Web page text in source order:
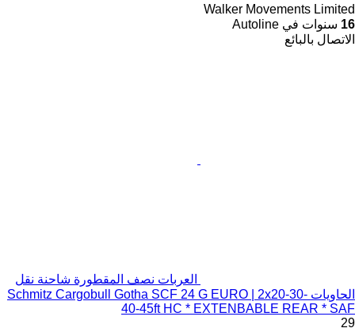
Walker Movements Limited
16 سنوات في Autoline
الاتصال بالبائع
العربات نصف المقطورة شاحنة نقل
الحاويات Schmitz Cargobull Gotha SCF 24 G EURO | 2x20-30-
40-45ft HC * EXTENBABLE REAR * SAF
29